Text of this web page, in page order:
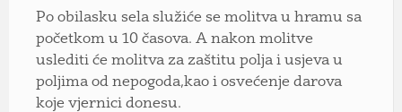
Po obilasku sela služiće se molitva u hramu sa
početkom u 10 časova. A nakon molitve
uslediti će molitva za zaštitu polja i usjeva u
poljima od nepogoda,kao i osvećenje darova
koje vjernici donesu.